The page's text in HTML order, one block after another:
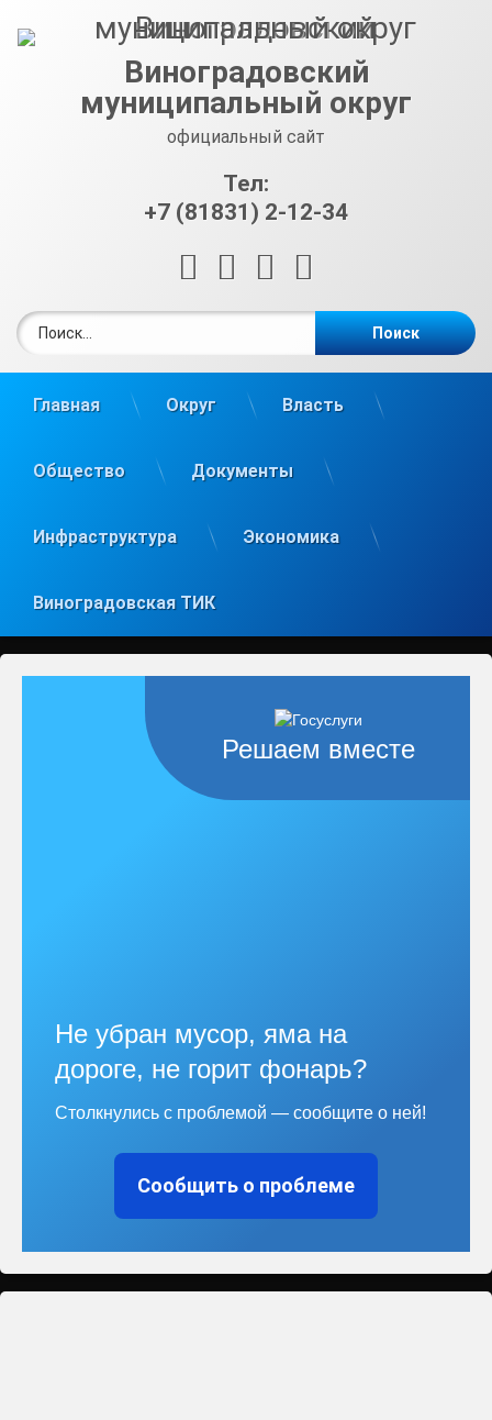
Виноградовский
муниципальный округ
официальный сайт
Тел:
+7 (81831) 2-12-34
RSS E-mailВКонтакте
Главная Округ Власть
Общество Документы
Инфраструктура Экономика
Виноградовская ТИК
Решаем вместе
Не убран мусор, яма на
дороге, не горит фонарь?
Столкнулись с проблемой — сообщите о ней!
Сообщить о проблеме